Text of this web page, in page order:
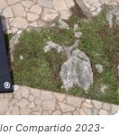
Compartido 2023-